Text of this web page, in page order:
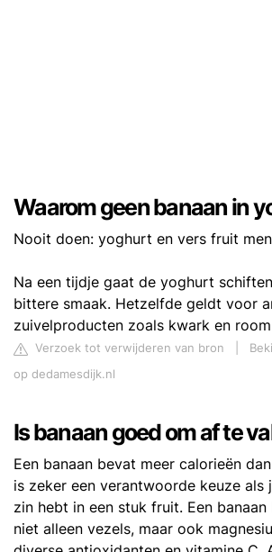
Waarom geen banaan in
Nooit doen: yoghurt en vers fruit
Na een tijdje gaat de yoghurt
bittere smaak. Hetzelfde geldt voor
zuivelproducten zoals kwark en
Verzoek tot verwijderen van bron
op dedamesdijk.nl
Is banaan goed om af te
Een banaan bevat meer calorieën
is zeker een verantwoorde keuze als
zin hebt in een stuk fruit. Een
niet alleen vezels, maar ook